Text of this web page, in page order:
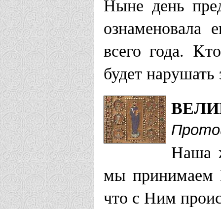
Ныне день
ознаменовала
всего года.
будет нарушать
Наша
мы принимаем
что с Ним